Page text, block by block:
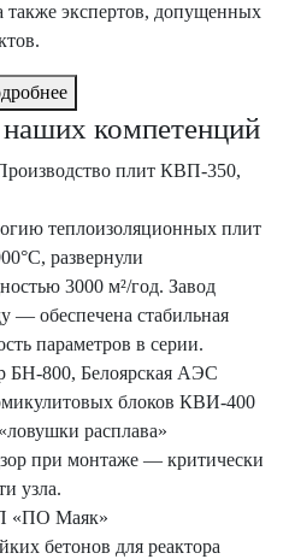
также экспертов, допущенных
компетенций
плит КВП-350,
теплоизоляционных плит
развернули
3000 м²/год. Завод
— обеспечена стабильная
параметров в серии.
БН-800, Белоярская АЭС
блоков КВИ-400
расплава»
при монтаже — критически
узла.
«ПО Маяк»
бетонов для реактора